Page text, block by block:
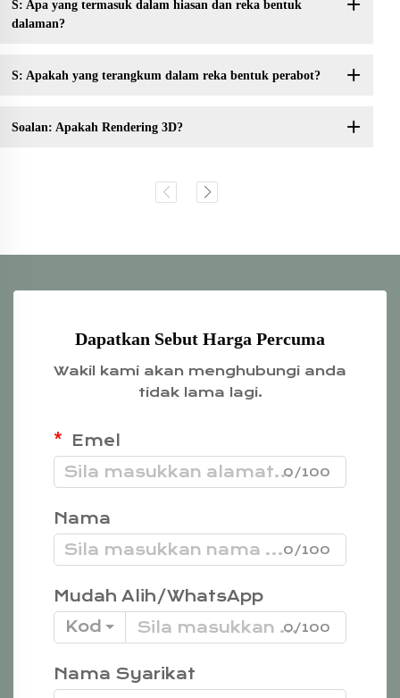
S: Apa yang termasuk dalam hiasan dan reka bentuk
dalaman?
S: Apakah yang terangkum dalam reka bentuk perabot?
Soalan: Apakah Rendering 3D?
Dapatkan Sebut Harga Percuma
Wakil kami akan menghubungi anda
tidak lama lagi.
Emel
0/100
Nama
0/100
Mudah Alih/WhatsApp
Kod
0/100
Nama Syarikat